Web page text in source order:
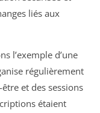
liés aux
l’exemple d’une
régulièrement
et des sessions
étaient